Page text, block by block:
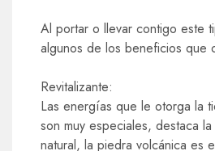
Al portar o llevar contigo este
algunos de los beneficios que
Revitalizante:
Las energías que le otorga la
son muy especiales, destaca
natural, la piedra volcánica es